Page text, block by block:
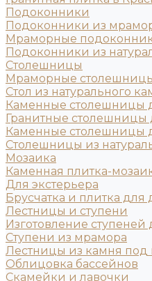
Подоконники
Подоконники из
Мраморные
Подоконники из
Столешницы
Мраморные
Стол из натурального
Каменные столешницы
Гранитные столешницы
Каменные столешницы
Столешницы из
Мозаика
Каменная плитка-
Для экстерьера
Брусчатка и плитка для
Лестницы и ступени
Изготовление ступеней
Ступени из мрамора
Лестницы из камня под
Облицовка бассейнов
Скамейки и лавочки